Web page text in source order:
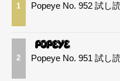
1 Popeye No. 952 試し
2 Popeye No. 951 試し